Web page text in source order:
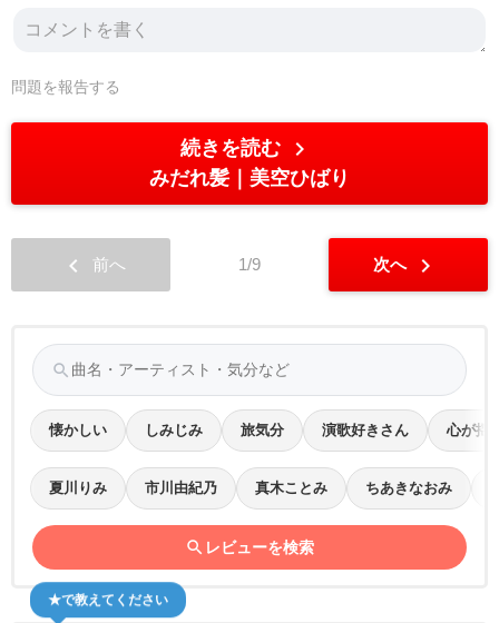
問題を報告する
続きを読む chevron_right
みだれ髪 美空ひばり
chevron_left 前へ 1/9 次へ chevron_right
search
懐かしい しみじみ 旅気分 演歌好きさん 心が揺
夏川りみ 市川由紀乃 真木ことみ ちあきなおみ
search レビューを検索
★で教えてください